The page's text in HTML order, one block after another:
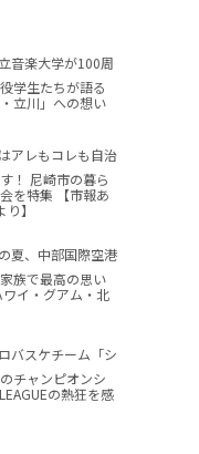
音楽大学が100周
学生たちが語る
立川」への想い
アレもコレも自治
！ 尼崎市の暮ら
を特集 【市報あ
】
夏、中部国際空港
族で最高の思い
イ・グアム・北
バスケチーム「シ
チャンピオンシ
の熱狂を感